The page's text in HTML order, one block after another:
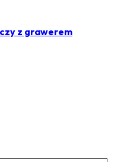
z grawerem